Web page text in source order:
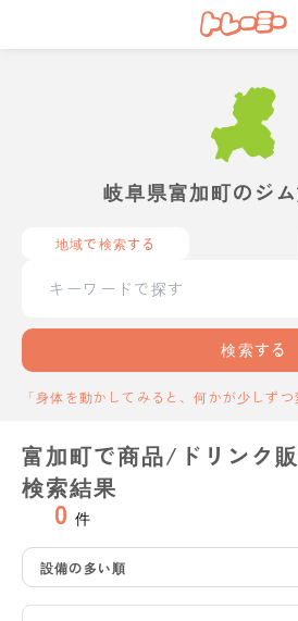
岐阜県富加町のジ
地域で検索する
検索する
「身体を動かしてみると、何かが少しずつ
富加町で商品/ドリンク
検索結果
0 件
設備の多い順